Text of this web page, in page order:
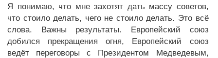
Я понимаю, что мне захотят дать массу советов,
что стоило делать, чего не стоило делать. Это всё
слова. Важны результаты. Европейский союз
добился прекращения огня, Европейский союз
ведёт переговоры с Президентом Медведевым,